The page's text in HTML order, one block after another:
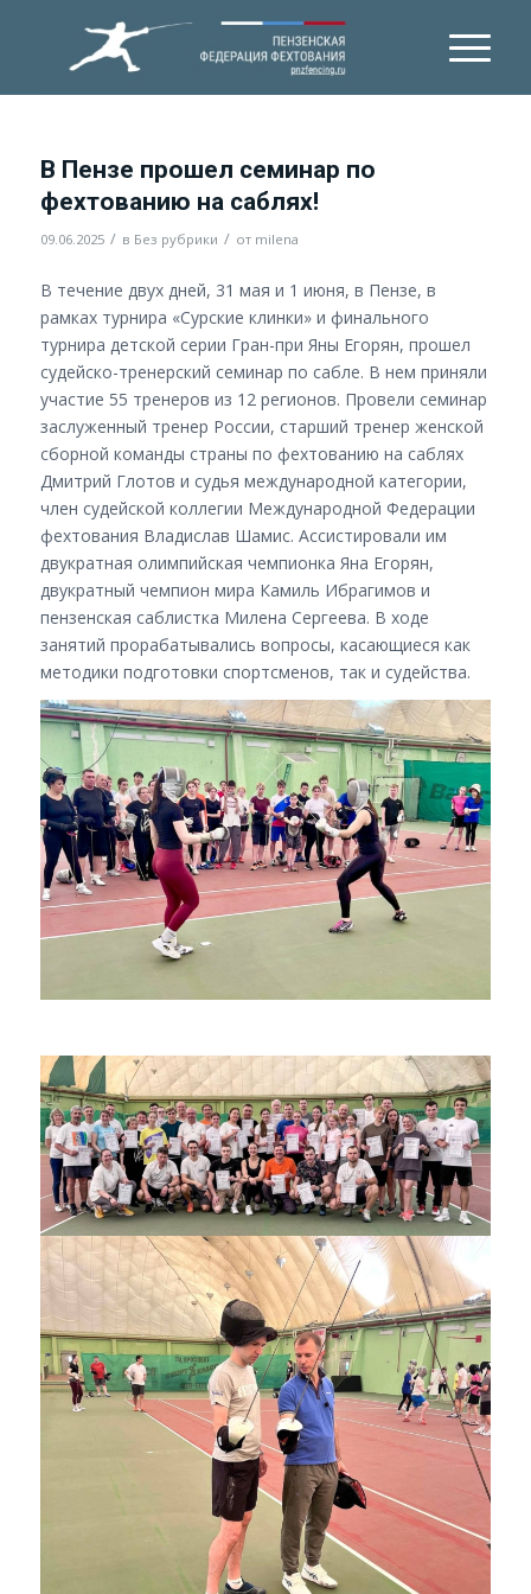
В Пензе прошел семинар по
фехтованию на саблях!
09.06.2025 / в Без рубрики / от milena
В течение двух дней, 31 мая и 1 июня, в Пензе, в
рамках турнира «Сурские клинки» и финального
турнира детской серии Гран-при Яны Егорян, прошел
судейско-тренерский семинар по сабле. В нем приняли
участие 55 тренеров из 12 регионов. Провели семинар
заслуженный тренер России, старший тренер женской
сборной команды страны по фехтованию на саблях
Дмитрий Глотов и судья международной категории,
член судейской коллегии Международной Федерации
фехтования Владислав Шамис. Ассистировали им
двукратная олимпийская чемпионка Яна Егорян,
двукратный чемпион мира Камиль Ибрагимов и
пензенская саблистка Милена Сергеева. В ходе
занятий прорабатывались вопросы, касающиеся как
методики подготовки спортсменов, так и судейства.